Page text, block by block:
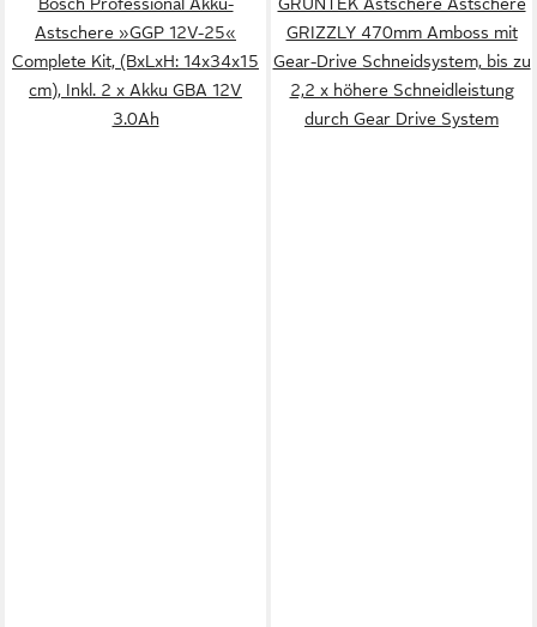
Astschere »GGP 12V-25«
Complete Kit, (BxLxH: 14x34x15
cm), Inkl. 2 x Akku GBA 12V
3.0Ah
GRIZZLY 470mm Amboss mit
Gear-Drive Schneidsystem, bis zu
2,2 x höhere Schneidleistung
durch Gear Drive System